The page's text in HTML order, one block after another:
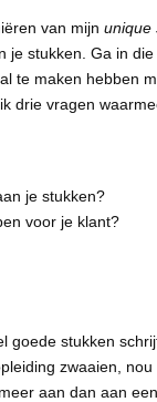
van mijn unique
je stukken. Ga in
te maken hebben
drie vragen
je stukken?
voor je klant?
goede stukken
zwaaien,
aan dan aan